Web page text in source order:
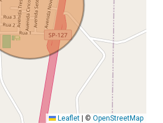
Leaflet © OpenStreetMap